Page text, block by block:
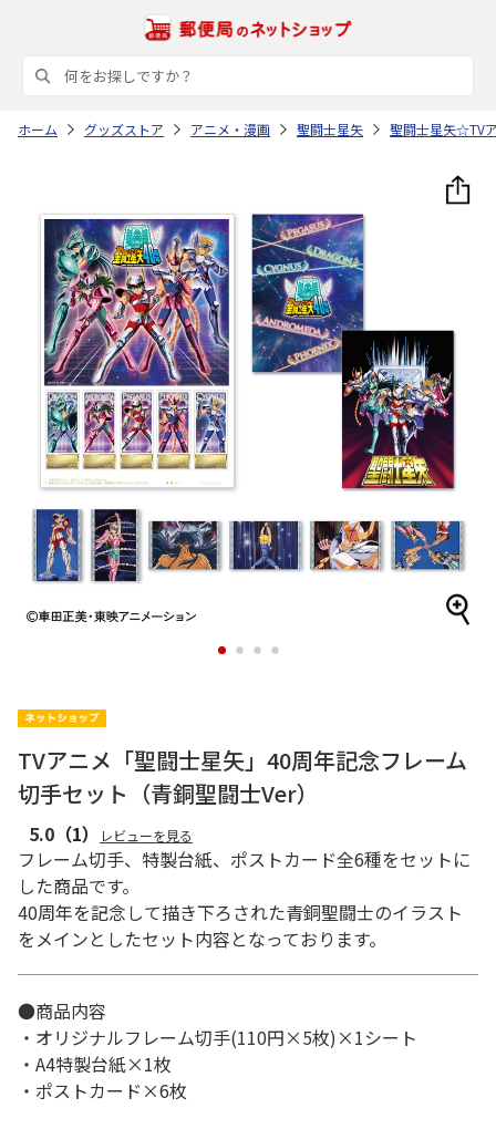
ホーム グッズストア アニメ・漫画 聖闘士星矢 聖闘士星矢☆TV
1 2 3 4
TVアニメ「聖闘士星矢」40周年記念フレーム
切手セット（青銅聖闘士Ver）
5.0 （1） レビューを見る
フレーム切手、特製台紙、ポストカード全6種をセットに
した商品です。
40周年を記念して描き下ろされた青銅聖闘士のイラスト
をメインとしたセット内容となっております。
●商品内容
・オリジナルフレーム切手(110円×5枚)×1シート
・A4特製台紙×1枚
・ポストカード×6枚